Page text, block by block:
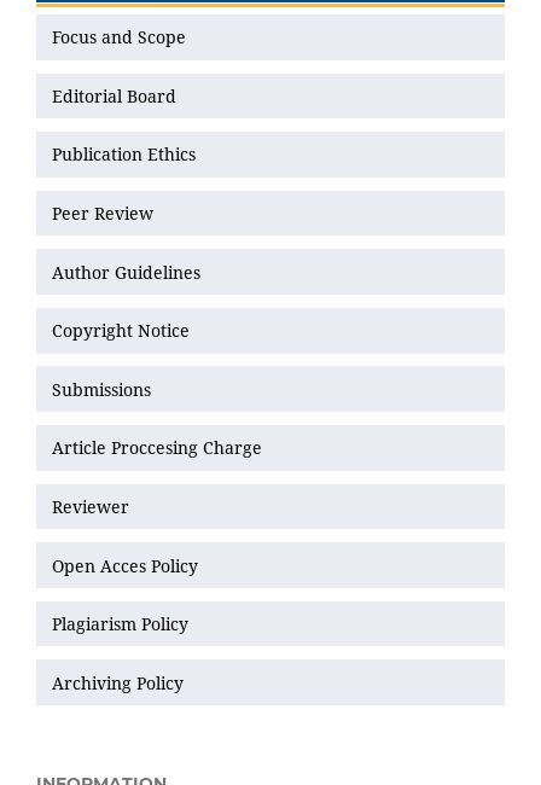
Focus and Scope
Editorial Board
Publication Ethics
Peer Review
Author Guidelines
Copyright Notice
Submissions
Article Proccesing Charge
Reviewer
Open Acces Policy
Plagiarism Policy
Archiving Policy